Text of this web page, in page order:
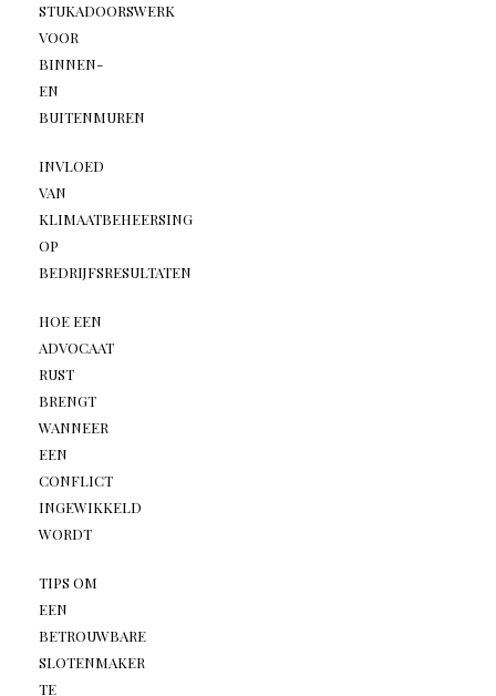
STUKADOORSWERK
VOOR
BINNEN-
EN
BUITENMUREN
INVLOED
VAN
KLIMAATBEHEERSING
OP
BEDRIJFSRESULTATEN
HOE EEN
ADVOCAAT
RUST
BRENGT
WANNEER
EEN
CONFLICT
INGEWIKKELD
WORDT
TIPS OM
EEN
BETROUWBARE
SLOTENMAKER
TE